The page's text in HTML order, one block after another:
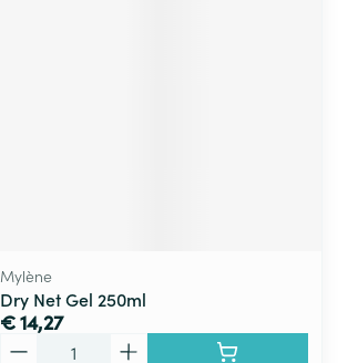
Mylène
Dry Net Gel 250ml
€ 14,27